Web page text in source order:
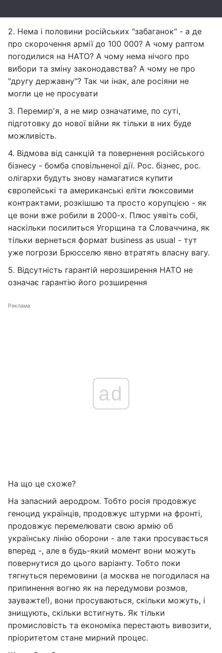
2. Нема і половини російських "забаганок" - а де
про скорочення армії до 100 000? А чому раптом
погодилися на НАТО? А чому нема нічого про
вибори та зміну законодавства? А чому не про
"другу державну"? Так чи інак, але росіяни не
могли це не просувати
3. Перемир'я, а не мир означатиме, по суті,
підготовку до нової війни як тільки в них буде
можливість.
4. Відмова від санкцій та повернення російського
бізнесу - бомба сповільненої дії. Рос. бізнес, рос.
олігархи будуть знову намагатися купити
європейські та американські еліти люксовими
контрактами, розкішшю та просто корупцією - як
це вони вже робили в 2000-х. Плюс уявіть собі,
наскільки посилиться Угорщина та Словаччина, як
тільки вернеться формат business as usual - тут
уже погрози Брюсселю явно втратять власну вагу.
5. Відсутність гарантій нерозширення НАТО не
означає гарантію його розширення
Реклама
ad
На що це схоже?
На запасний аеродром. Тобто росія продовжує
геноцид українців, продовжує штурми на фронті,
продовжує перемелювати свою армію об
українську лінію оборони - але таки просувається
вперед -, але в будь-який момент вони можуть
повернутися до цього варіанту. Тобто поки
тягнуться перемовини (а москва не погодилася на
припинення вогню як на передумови розмов,
зауважте!), вони просуваються, скільки можуть, і
знищують, скільки встигнуть. Як тільки
промисловість та економіка перестають вивозити,
пріоритетом стане мирний процес.